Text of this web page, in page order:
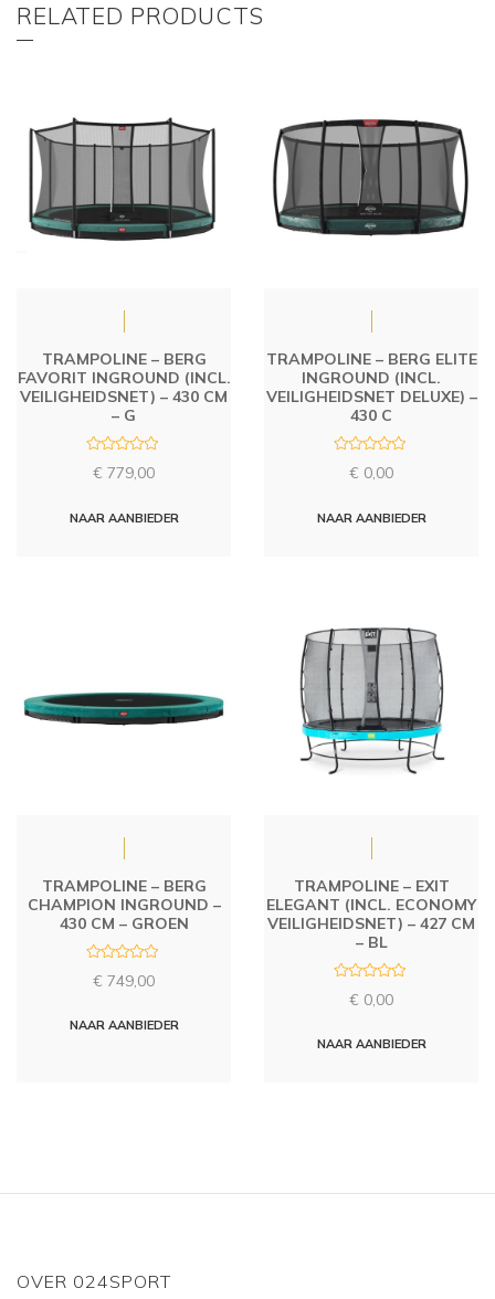
RELATED PRODUCTS
TRAMPOLINE – BERG
FAVORIT INGROUND (INCL.
VEILIGHEIDSNET) – 430 CM
– G
a
d
€ 779,00
NAAR AANBIEDER
TRAMPOLINE – BERG ELITE
INGROUND (INCL.
VEILIGHEIDSNET DELUXE) –
430 C
d
€ 0,00
NAAR AANBIEDER
TRAMPOLINE – BERG
CHAMPION INGROUND –
430 CM – GROEN
a
d
€ 749,00
NAAR AANBIEDER
TRAMPOLINE – EXIT
ELEGANT (INCL. ECONOMY
VEILIGHEIDSNET) – 427 CM
– BL
d
€ 0,00
NAAR AANBIEDER
OVER 024SPORT